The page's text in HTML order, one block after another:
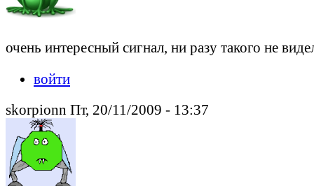
очень интересный сигнал, ни разу такого не
войти
skorpionn Пт, 20/11/2009 - 13:37